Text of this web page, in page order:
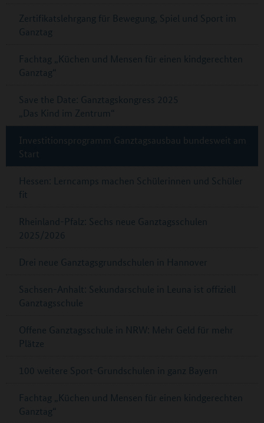
Zertifikatslehrgang für Bewegung, Spiel und Sport im
Ganztag
Fachtag „Küchen und Mensen für einen kindgerechten
Ganztag“
Save the Date: Ganztagskongress 2025
„Das Kind im Zentrum“
Investitionsprogramm Ganztagsausbau bundesweit am
Start
Hessen: Lerncamps machen Schülerinnen und Schüler
fit
Rheinland-Pfalz: Sechs neue Ganztagsschulen
2025/2026
Drei neue Ganztagsgrundschulen in Hannover
Sachsen-Anhalt: Sekundarschule in Leuna ist offiziell
Ganztagsschule
Offene Ganztagsschule in NRW: Mehr Geld für mehr
Plätze
100 weitere Sport-Grundschulen in ganz Bayern
Fachtag „Küchen und Mensen für einen kindgerechten
Ganztag“